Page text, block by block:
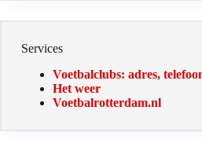
Voetbalrotterdam.nl